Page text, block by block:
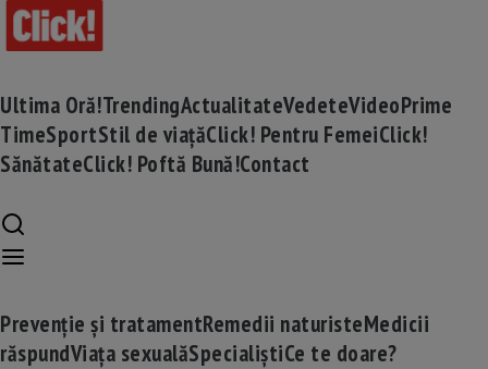
Ultima Oră!TrendingActualitateVedeteVideoPrime
TimeSportStil de viațăClick! Pentru FemeiClick!
SănătateClick! Poftă Bună!Contact
Prevenție și tratamentRemedii naturisteMedicii
răspundViața sexualăSpecialiștiCe te doare?